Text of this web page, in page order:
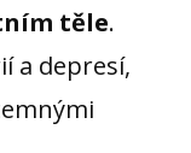
těle.
a depresí,